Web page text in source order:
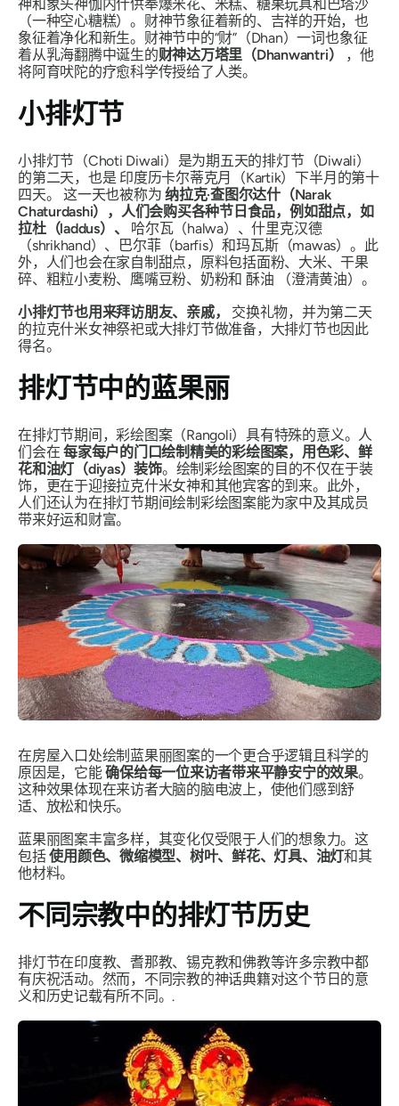
神和象头神伽内什供奉爆米花、米糕、糖果玩具和巴塔沙
（一种空心糖糕）。财神节象征着新的、吉祥的开始，也
象征着净化和新生。财神节中的“财”（Dhan）一词也象征
着从乳海翻腾中诞生的财神达万塔里（Dhanwantri）
，他
将阿育吠陀的疗愈科学传授给了人类。
小排灯节
小排灯节（Choti Diwali）是为期五天的排灯节（Diwali）
的第二天，也是 印度历卡尔蒂克月（Kartik）下半月的第十
四天。这一天也被称为 纳拉克·查图尔达什（Narak
Chaturdashi），人们会购买各种节日食品，例如甜点，如
拉杜（laddus）、
哈尔瓦（halwa）、什里克汉德
（shrikhand）、巴尔菲（barfis）和玛瓦斯（mawas）。此
外，人们也会在家自制甜点，原料包括面粉、大米、干果
碎、粗粒小麦粉、鹰嘴豆粉、奶粉和 酥油
（澄清黄油）。
小排灯节也用来拜访朋友、亲戚，
交换礼物，并为第二天
的拉克什米女神祭祀或大排灯节做准备，大排灯节也因此
得名。
排灯节中的蓝果丽
在排灯节期间，彩绘图案（Rangoli）具有特殊的意义。人
们会在每家每户的门口绘制精美的彩绘图案，用色彩、鲜
花和油灯（diyas）装饰。绘制彩绘图案的目的不仅在于装
饰，更在于迎接拉克什米女神和其他宾客的到来。此外，
人们还认为在排灯节期间绘制彩绘图案能为家中及其成员
带来好运和财富。
在房屋入口处绘制蓝果丽图案的一个更合乎逻辑且科学的
原因是，它能确保给每一位来访者带来平静安宁的效果。
这种效果体现在来访者大脑的脑电波上，使他们感到舒
适、放松和快乐。
蓝果丽图案丰富多样，其变化仅受限于人们的想象力。这
包括使用颜色、微缩模型、树叶、鲜花、灯具、油灯和其
他材料。
不同宗教中的排灯节历史
排灯节在印度教、耆那教、锡克教和佛教等许多宗教中都
有庆祝活动。然而，不同宗教的神话典籍对这个节日的意
义和历史记载有所不同。.